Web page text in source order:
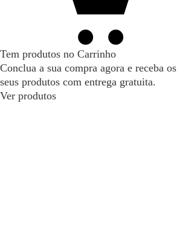
Tem produtos no Carrinho
Conclua a sua compra agora e receba os
seus produtos com entrega gratuita.
Ver produtos